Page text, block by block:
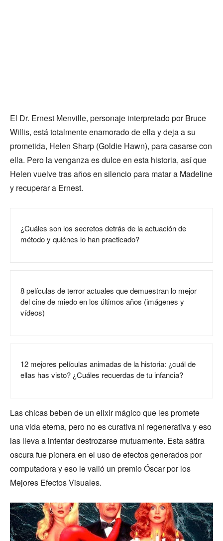
El Dr. Ernest Menville, personaje interpretado por Bruce
Willis, está totalmente enamorado de ella y deja a su
prometida, Helen Sharp (Goldie Hawn), para casarse con
ella. Pero la venganza es dulce en esta historia, así que
Helen vuelve tras años en silencio para matar a Madeline
y recuperar a Ernest.
¿Cuáles son los secretos detrás de la actuación de
método y quiénes lo han practicado?
8 películas de terror actuales que demuestran lo mejor
del cine de miedo en los últimos años (imágenes y
vídeos)
12 mejores películas animadas de la historia: ¿cuál de
ellas has visto? ¿Cuáles recuerdas de tu infancia?
Las chicas beben de un elixir mágico que les promete
una vida eterna, pero no es curativa ni regenerativa y eso
las lleva a intentar destrozarse mutuamente. Esta sátira
oscura fue pionera en el uso de efectos generados por
computadora y eso le valió un premio Óscar por los
Mejores Efectos Visuales.